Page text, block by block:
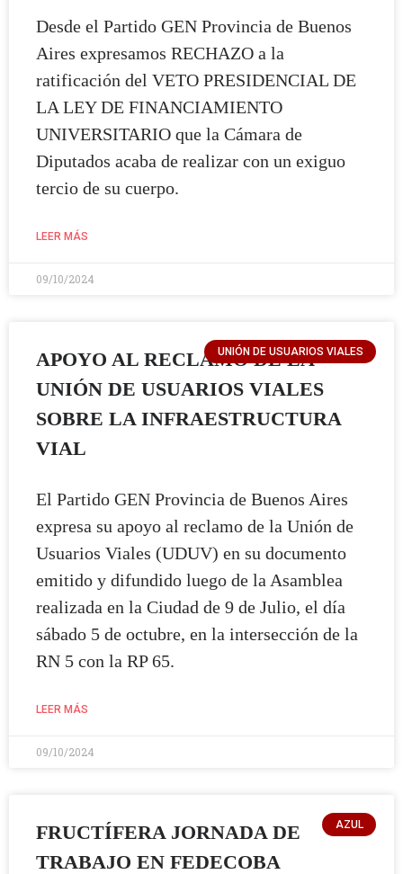
Desde el Partido GEN Provincia de Buenos
Aires expresamos RECHAZO a la
ratificación del VETO PRESIDENCIAL DE
LA LEY DE FINANCIAMIENTO
UNIVERSITARIO que la Cámara de
Diputados acaba de realizar con un exiguo
tercio de su cuerpo.
LEER MÁS
09/10/2024
UNIÓN DE USUARIOS VIALES
APOYO AL RECLAMO DE LA
UNIÓN DE USUARIOS VIALES
SOBRE LA INFRAESTRUCTURA
VIAL
El Partido GEN Provincia de Buenos Aires
expresa su apoyo al reclamo de la Unión de
Usuarios Viales (UDUV) en su documento
emitido y difundido luego de la Asamblea
realizada en la Ciudad de 9 de Julio, el día
sábado 5 de octubre, en la intersección de la
RN 5 con la RP 65.
LEER MÁS
09/10/2024
AZUL
FRUCTÍFERA JORNADA DE
TRABAJO EN FEDECOBA